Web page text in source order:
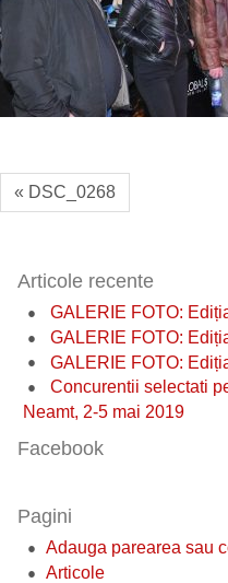
« DSC_0268
Articole recente
GALERIE FOTO:
GALERIE FOTO:
GALERIE FOTO:
Concurentii selectati
Neamt, 2-5 mai 2019
Facebook
Pagini
Adauga parearea sau
Articole